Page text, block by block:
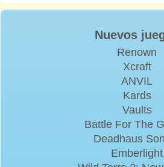
Nuevos
Renown
Xcraft
ANVIL
Kards
Vaults
Battle For The
Deadhaus
Emberlight